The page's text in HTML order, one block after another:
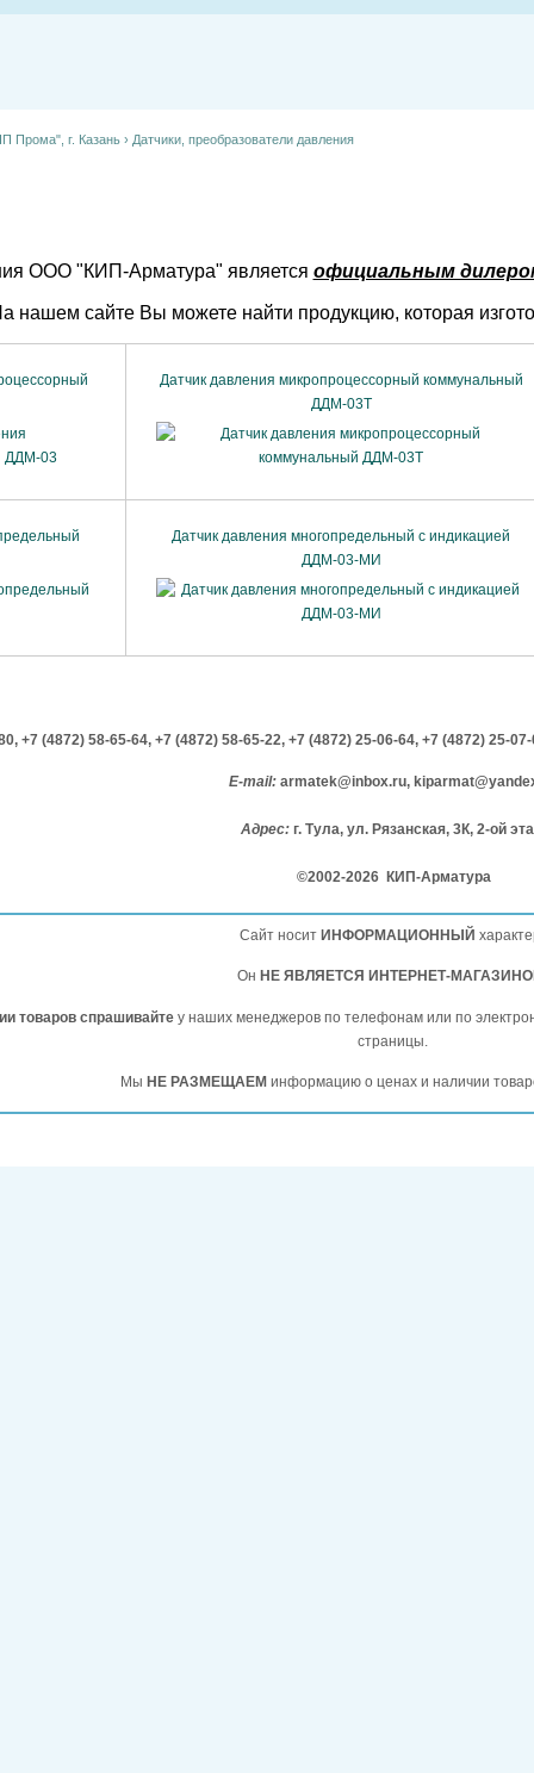
Прома", г. Казань › Датчики, преобразователи давления
ООО "КИП-Арматура" является официальным
нашем сайте Вы можете найти продукцию, которая
Датчик давления микропроцессорный коммунальный
ДДМ-03Т
Датчик давления многопредельный с индикацией
ДДМ-03-МИ
+7 (4872) 58-65-64, +7 (4872) 58-65-22, +7 (4872) 25-06-64, +7 (4872) 25-
E-mail: armatek@inbox.ru,
Адрес: г. Тула, ул. Рязанская, 3К, 2-ой
©2002-2026 КИП-Арматура
Сайт носит ИНФОРМАЦИОННЫЙ
Он НЕ ЯВЛЯЕТСЯ ИНТЕРНЕТ-
товаров спрашивайте у наших менеджеров по телефонам или по
страницы.
Мы НЕ РАЗМЕЩАЕМ информацию о ценах и наличии